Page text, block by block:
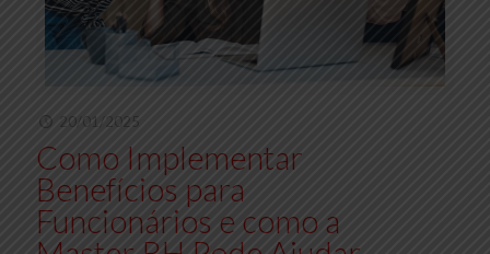
20/01/2025
Como Implementar
Benefícios para
Funcionários e como a